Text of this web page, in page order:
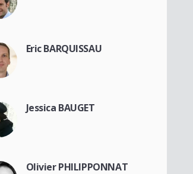
Eric BARQUISSAU
Jessica BAUGET
Olivier PHILIPPONNAT